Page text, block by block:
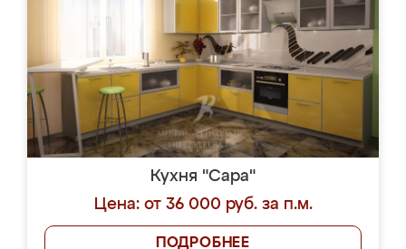
Кухня "Сара"
Цена: от 36 000 руб. за п.м.
ПОДРОБНЕЕ